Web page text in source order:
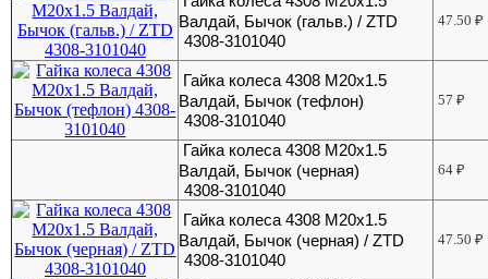
Валдай, Бычок (гальв.) / ZTD
4308-3101040
47.50₽
Гайка колеса 4308 М20х1.5
Валдай, Бычок (тефлон)
4308-3101040
57₽
Гайка колеса 4308 М20х1.5
Валдай, Бычок (черная)
4308-3101040
64₽
Гайка колеса 4308 М20х1.5
Валдай, Бычок (черная) / ZTD
4308-3101040
47.50₽